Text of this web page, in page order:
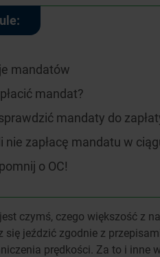
mandatów
mandat?
mandaty do
nie zapłacę mandatu w
o OC!
czymś, czego większość z
się jeździć zgodnie z
prędkości. Za to i inne